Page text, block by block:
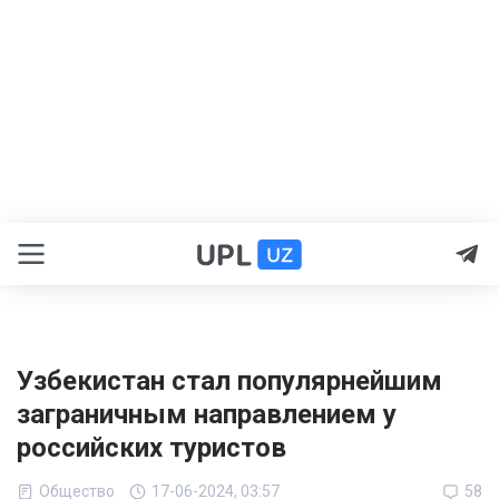
Узбекистан стал популярнейшим
заграничным направлением у
российских туристов
Общество 17-06-2024, 03:57 58